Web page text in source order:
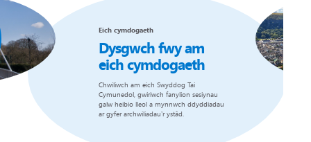
Eich cymdogaeth
Dysgwch fwy am
eich cymdogaeth
Chwiliwch am eich Swyddog Tai
Cymunedol, gwiriwch fanylion sesiynau
galw heibio lleol a mynnwch ddyddiadau
ar gyfer archwiliadau’r ystâd.